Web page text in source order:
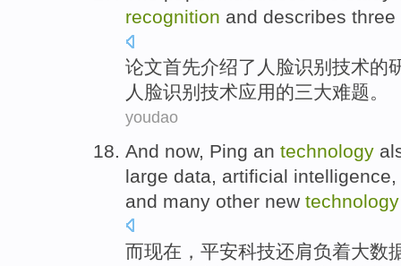
recognition and describes three
论文首先介绍了 人脸识别 技术的
人脸识别技术应用的三大难题。
youdao
And now, Ping an technology
large data artificial intelligence
and many other new technology
而现在 ， 平安科技还肩负着大数